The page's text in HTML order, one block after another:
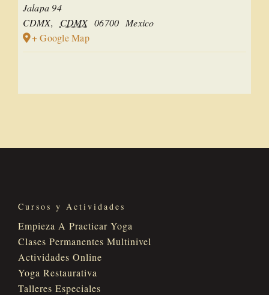
Jalapa 94
CDMX, CDMX 06700 Mexico
+ Google Map
Cursos y Actividades
Empieza A Practicar Yoga
Clases Permanentes Multinivel
Actividades Online
Yoga Restaurativa
Talleres Especiales